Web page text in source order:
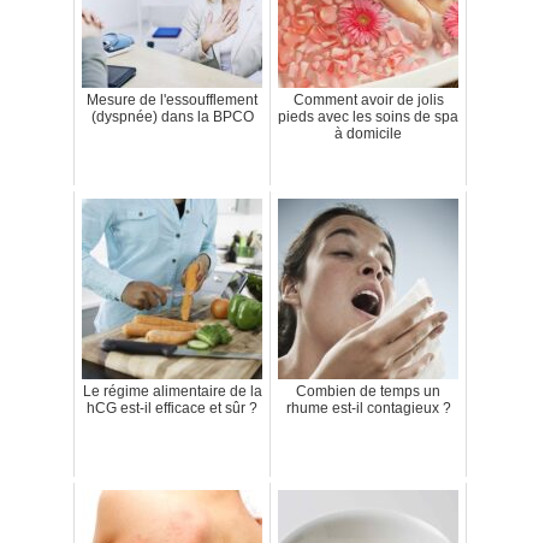
Mesure de l'essoufflement
(dyspnée) dans la BPCO
Comment avoir de jolis
pieds avec les soins de spa
à domicile
Le régime alimentaire de la
hCG est-il efficace et sûr ?
Combien de temps un
rhume est-il contagieux ?